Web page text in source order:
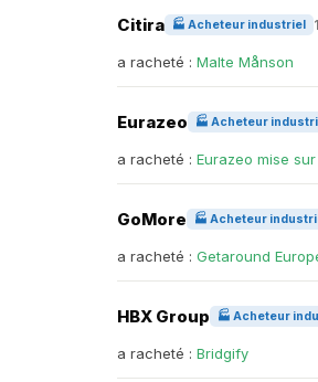
Citira 🏭 Acheteur industriel
a racheté : Malte Månson
Eurazeo 🏭 Acheteur
a racheté : Eurazeo mise
GoMore 🏭 Acheteur
a racheté : Getaround
HBX Group 🏭 Acheteur
a racheté : Bridgify